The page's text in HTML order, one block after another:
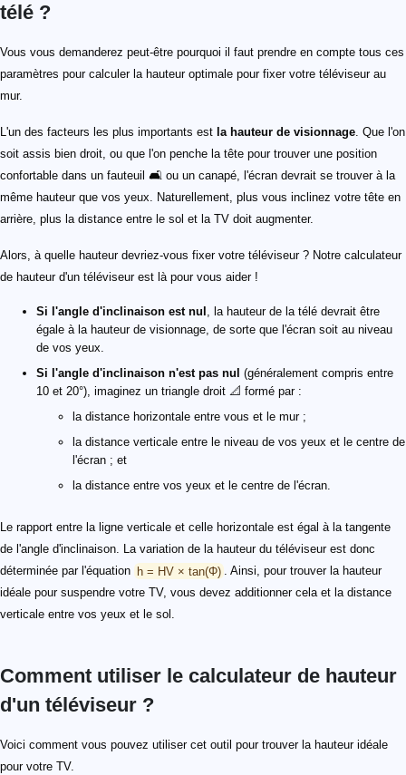
télé ?
Vous vous demanderez peut-être pourquoi il faut prendre en compte tous ces
paramètres pour calculer la hauteur optimale pour fixer votre téléviseur au
mur.
L'un des facteurs les plus importants est la hauteur de visionnage. Que l'on
soit assis bien droit, ou que l'on penche la tête pour trouver une position
confortable dans un fauteuil 🛋️ ou un canapé, l'écran devrait se trouver à la
même hauteur que vos yeux. Naturellement, plus vous inclinez votre tête en
arrière, plus la distance entre le sol et la TV doit augmenter.
Alors, à quelle hauteur devriez-vous fixer votre téléviseur ? Notre calculateur
de hauteur d'un téléviseur est là pour vous aider !
Si l'angle d'inclinaison est nul , la hauteur de la télé devrait être
égale à la hauteur de visionnage, de sorte que l'écran soit au niveau
de vos yeux.
Si l'angle d'inclinaison n'est pas nul (généralement compris entre
10 et 20°), imaginez un triangle droit 📐 formé par :
la distance horizontale entre vous et le mur ;
la distance verticale entre le niveau de vos yeux et le centre de
l'écran ; et
la distance entre vos yeux et le centre de l'écran.
Le rapport entre la ligne verticale et celle horizontale est égal à la tangente
de l'angle d'inclinaison. La variation de la hauteur du téléviseur est donc
déterminée par l'équation h = HV × tan(Φ) . Ainsi, pour trouver la hauteur
idéale pour suspendre votre TV, vous devez additionner cela et la distance
verticale entre vos yeux et le sol.
Comment utiliser le calculateur de hauteur
d'un téléviseur ?
Voici comment vous pouvez utiliser cet outil pour trouver la hauteur idéale
pour votre TV.